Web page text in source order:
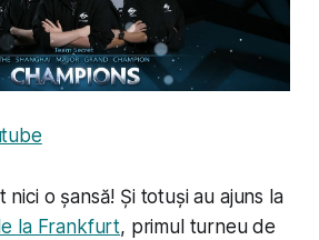
nici o șansă! Și totuși au ajuns la
la Frankfurt, primul turneu de